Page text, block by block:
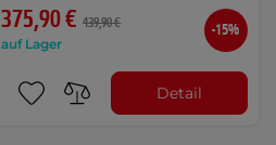
375,90 € 439,90 €
auf Lager
-15%
Detail